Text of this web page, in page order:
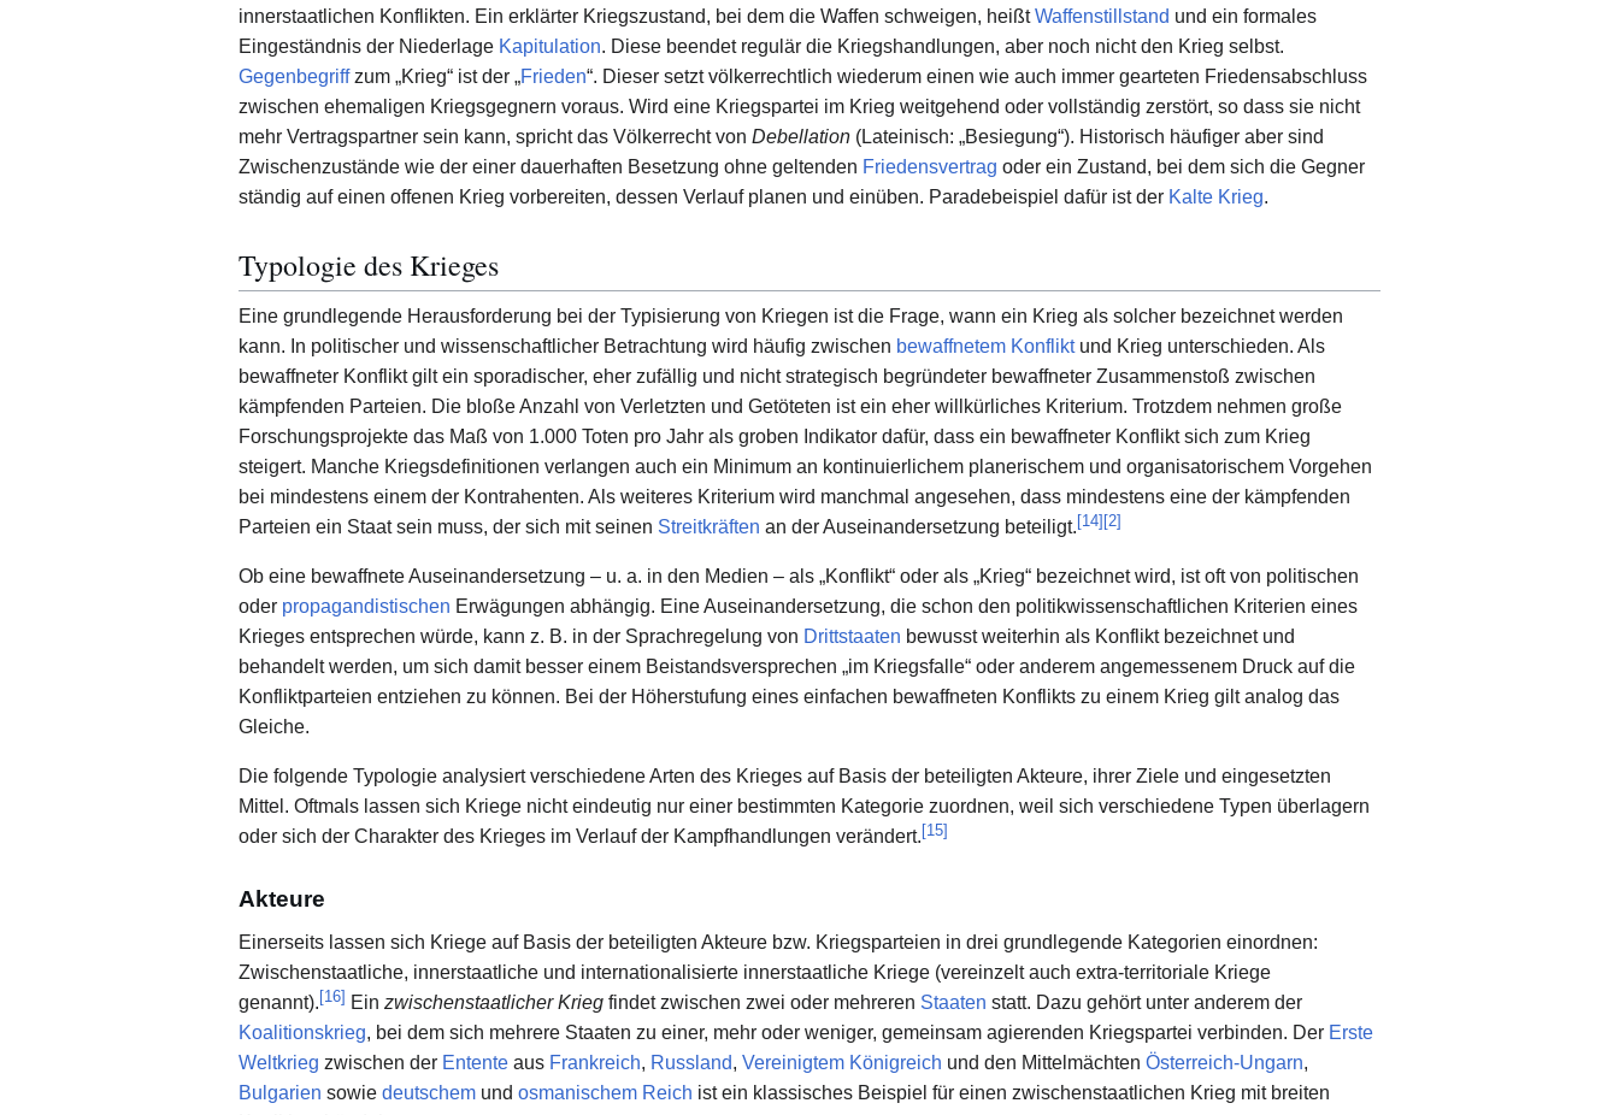
innerstaatlichen Konflikten. Ein erklärter Kriegszustand, bei dem die Waffen schweigen, heißtWaffenstillstand und ein formales
Eingeständnis der Niederlage Kapitulation. Diese beendet regulär die Kriegshandlungen, aber noch nicht den Krieg selbst.
Gegenbegriffzum „Krieg“ ist der „Frieden“. Dieser setzt völkerrechtlich wiederum einen wie auch immer gearteten Friedensabschluss
zwischen ehemaligen Kriegsgegnern voraus. Wird eine Kriegspartei im Krieg weitgehend oder vollständig zerstört, so dass sie nicht
mehr Vertragspartner sein kann, spricht das Völkerrecht von Debellation (Lateinisch: „Besiegung“). Historisch häufiger aber sind
Zwischenzustände wie der einer dauerhaften Besetzung ohne geltenden Friedensvertrag oder ein Zustand, bei dem sich die Gegner
ständig auf einen offenen Krieg vorbereiten, dessen Verlauf planen und einüben. Paradebeispiel dafür ist der Kalte Krieg.
Typologie des Krieges
Eine grundlegende Herausforderung bei der Typisierung von Kriegen ist die Frage, wann ein Krieg als solcher bezeichnet werden
kann. In politischer und wissenschaftlicher Betrachtung wird häufig zwischen bewaffnetem Konfliktund Krieg unterschieden. Als
bewaffneter Konflikt gilt ein sporadischer, eher zufällig und nicht strategisch begründeter bewaffneter Zusammenstoß zwischen
kämpfenden Parteien. Die bloße Anzahl von Verletzten und Getöteten ist ein eher willkürliches Kriterium. Trotzdem nehmen große
Forschungsprojekte das Maß von 1.000 Toten pro Jahr als groben Indikator dafür, dass ein bewaffneter Konflikt sich zum Krieg
steigert. Manche Kriegsdefinitionen verlangen auch ein Minimum an kontinuierlichem planerischem und organisatorischem Vorgehen
bei mindestens einem der Kontrahenten. Als weiteres Kriterium wird manchmal angesehen, dass mindestens eine der kämpfenden
Parteien ein Staat sein muss, der sich mit seinen Streitkräften an der Auseinandersetzung beteiligt.[14][2]
Ob eine bewaffnete Auseinandersetzung – u. a. in den Medien – als „Konflikt“ oder als „Krieg“ bezeichnet wird, ist oft von politischen
oder propagandistischen Erwägungen abhängig. Eine Auseinandersetzung, die schon den politikwissenschaftlichen Kriterien eines
Krieges entsprechen würde, kann z. B. in der Sprachregelung von Drittstaaten bewusst weiterhin als Konflikt bezeichnet und
behandelt werden, um sich damit besser einem Beistandsversprechen „im Kriegsfalle“ oder anderem angemessenem Druck auf die
Konfliktparteien entziehen zu können. Bei der Höherstufung eines einfachen bewaffneten Konflikts zu einem Krieg gilt analog das
Gleiche.
Die folgende Typologie analysiert verschiedene Arten des Krieges auf Basis der beteiligten Akteure, ihrer Ziele und eingesetzten
Mittel. Oftmals lassen sich Kriege nicht eindeutig nur einer bestimmten Kategorie zuordnen, weil sich verschiedene Typen überlagern
oder sich der Charakter des Krieges im Verlauf der Kampfhandlungen verändert.[15]
Akteure
Einerseits lassen sich Kriege auf Basis der beteiligten Akteure bzw. Kriegsparteien in drei grundlegende Kategorien einordnen:
Zwischenstaatliche, innerstaatliche und internationalisierte innerstaatliche Kriege (vereinzelt auch extra-territoriale Kriege
genannt). [16] Ein zwischenstaatlicher Krieg findet zwischen zwei oder mehreren Staaten statt. Dazu gehört unter anderem der
Koalitionskrieg, bei dem sich mehrere Staaten zu einer, mehr oder weniger, gemeinsam agierenden Kriegspartei verbinden. Der Erste
Weltkrieg zwischen der Entente aus Frankreich, Russland, Vereinigtem Königreich und den Mittelmächten Österreich-Ungarn,
Bulgarien sowie deutschem und osmanischem Reich ist ein klassisches Beispiel für einen zwischenstaatlichen Krieg mit breiten